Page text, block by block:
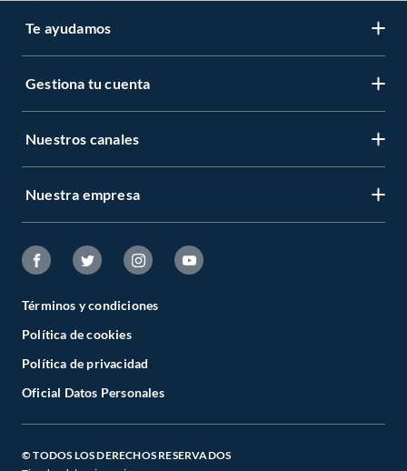
Te ayudamos
Gestiona tu cuenta
Nuestros canales
Nuestra empresa
Términos y condiciones
Política de cookies
Política de privacidad
Oficial Datos Personales
© TODOS LOS DERECHOS RESERVADOS